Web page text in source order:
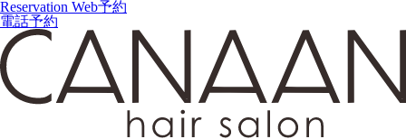
Reservation Web予約
電話予約